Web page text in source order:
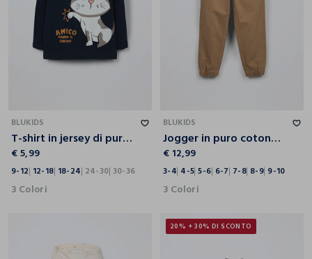
BLUKIDS
T-shirt in jersey di puro cotone neonato
€ 5,99
9-12 12-18 18-24 24-30 30-36
3 Colori
BLUKIDS
Jogger in puro cotone bambino
€ 12,99
3-4 4-5 5-6 6-7 7-8 8-9 9-10
3 Colori
20% + 30% DI SCONTO